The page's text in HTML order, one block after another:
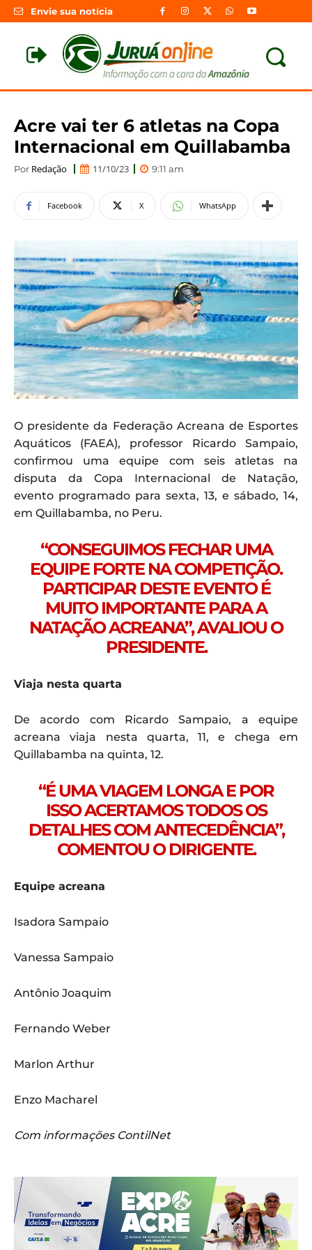
Envie sua notícia
Acre vai ter 6 atletas na Copa
Internacional em Quillabamba
Por Redação 11/10/23 9:11 am
Facebook X WhatsApp
O presidente da Federação Acreana de Esportes
Aquáticos (FAEA), professor Ricardo Sampaio,
confirmou uma equipe com seis atletas na
disputa da Copa Internacional de Natação,
evento programado para sexta, 13, e sábado, 14,
em Quillabamba, no Peru.
“CONSEGUIMOS FECHAR UMA
EQUIPE FORTE NA COMPETIÇÃO.
PARTICIPAR DESTE EVENTO É
MUITO IMPORTANTE PARA A
NATAÇÃO ACREANA”, AVALIOU O
PRESIDENTE.
Viaja nesta quarta
De acordo com Ricardo Sampaio, a equipe
acreana viaja nesta quarta, 11, e chega em
Quillabamba na quinta, 12.
“É UMA VIAGEM LONGA E POR
ISSO ACERTAMOS TODOS OS
DETALHES COM ANTECEDÊNCIA”,
COMENTOU O DIRIGENTE.
Equipe acreana
Isadora Sampaio
Vanessa Sampaio
Antônio Joaquim
Fernando Weber
Marlon Arthur
Enzo Macharel
Com informações ContilNet